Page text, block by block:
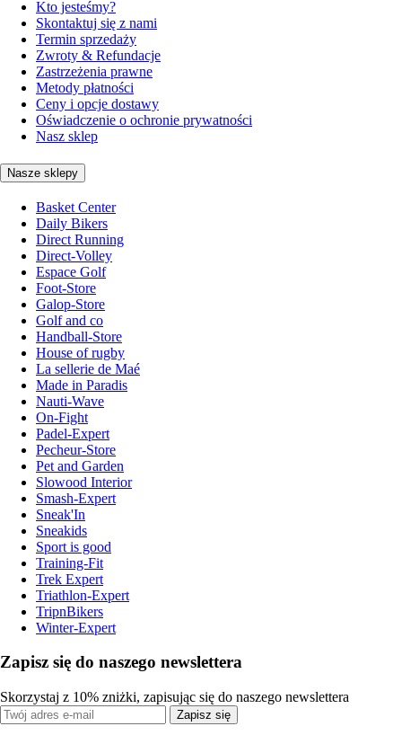
Kto jesteśmy?
Skontaktuj się z nami
Termin sprzedaży
Zwroty & Refundacje
Zastrzeżenia prawne
Metody płatności
Ceny i opcje dostawy
Oświadczenie o ochronie prywatności
Nasz sklep
Nasze sklepy
Basket Center
Daily Bikers
Direct Running
Direct-Volley
Espace Golf
Foot-Store
Galop-Store
Golf and co
Handball-Store
House of rugby
La sellerie de Maé
Made in Paradis
Nauti-Wave
On-Fight
Padel-Expert
Pecheur-Store
Pet and Garden
Slowood Interior
Smash-Expert
Sneak'In
Sneakids
Sport is good
Training-Fit
Trek Expert
Triathlon-Expert
TripnBikers
Winter-Expert
Zapisz się do naszego newslettera
Skorzystaj z 10% zniżki, zapisując się do naszego newslettera
Zapisz się